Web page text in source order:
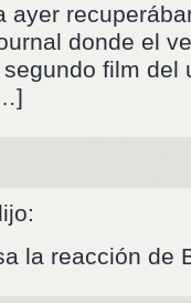
ayer
donde el
film del
la reacción de